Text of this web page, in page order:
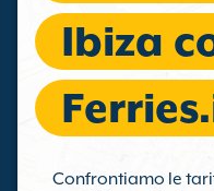
Ibiza
Confrontiamo le